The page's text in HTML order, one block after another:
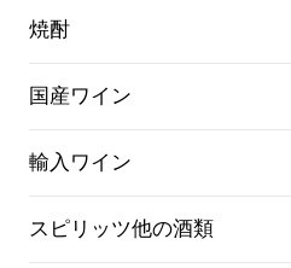
焼酎
国産ワイン
輸入ワイン
スピリッツ他の酒類